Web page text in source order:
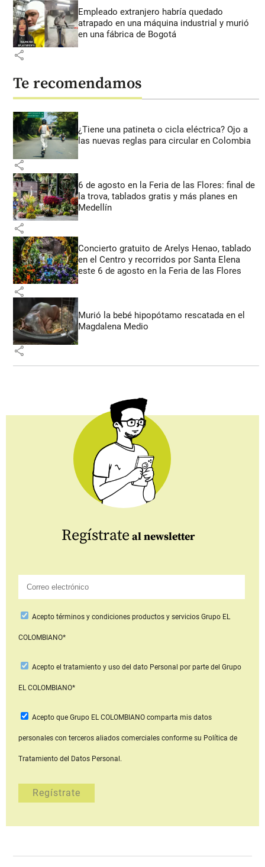
Empleado extranjero habría quedado
atrapado en una máquina industrial y murió
en una fábrica de Bogotá
share
Te recomendamos
¿Tiene una patineta o cicla eléctrica? Ojo a
las nuevas reglas para circular en Colombia
share
6 de agosto en la Feria de las Flores: final de
la trova, tablados gratis y más planes en
Medellín
share
Concierto gratuito de Arelys Henao, tablado
en el Centro y recorridos por Santa Elena
este 6 de agosto en la Feria de las Flores
share
Murió la bebé hipopótamo rescatada en el
Magdalena Medio
share
Regístrate al newsletter
Aceptotérminos y condiciones productos y serviciosGrupo EL
COLOMBIANO*
Acepto el tratamiento y uso del dato Personal por parte del Grupo
EL COLOMBIANO*
Acepto que Grupo EL COLOMBIANOcomparta mis datos
personales con terceros aliados comerciales conforme su Política de
Tratamiento del Datos Personal.